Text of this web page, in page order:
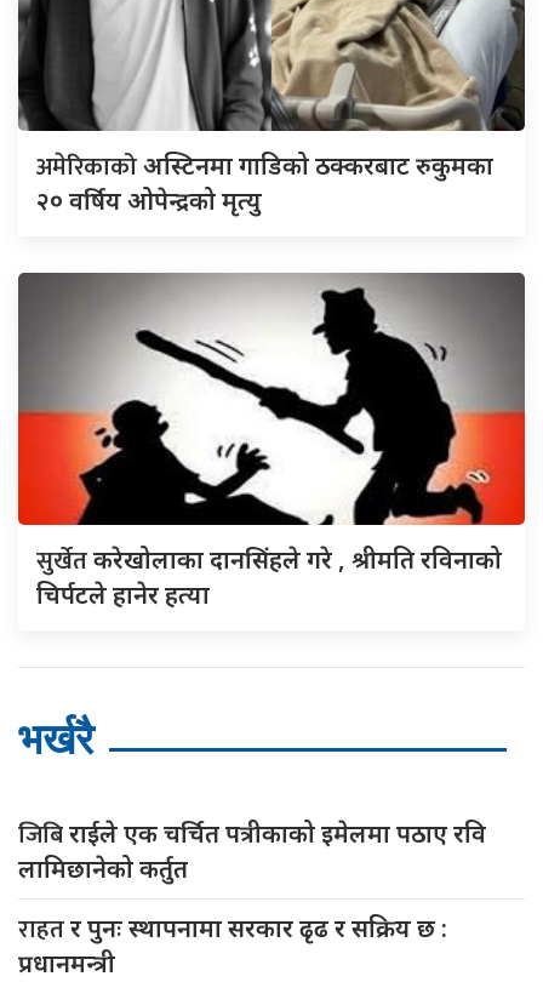
अमेरिकाकोअस्टिनमा गाडिको ठक्करबाट रुकुमका
२० वर्षिय ओपेन्द्रको मृत्यु
सुर्खेतकरेखोलाका दानसिंहले गरे , श्रीमति रविनाको
चिर्पटले हानेर हत्या
भर्खरै
जिबिराईले एक चर्चित पत्रीकाको इमेलमा पठाए रवि
लामिछानेको कर्तुत
राहतर पुनः स्थापनामा सरकार ढृढ र सक्रिय छ :
प्रधानमन्त्री